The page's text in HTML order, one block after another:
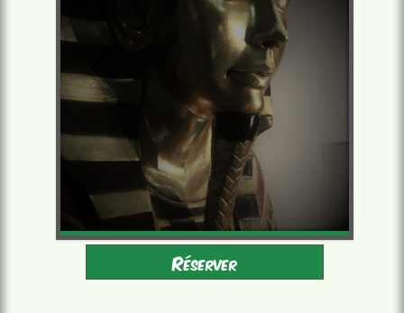
Adultes - Enfants 10-16
2 à 6 joueurs
à partir de 22,00 €/pers. 60 minutes
Réserver